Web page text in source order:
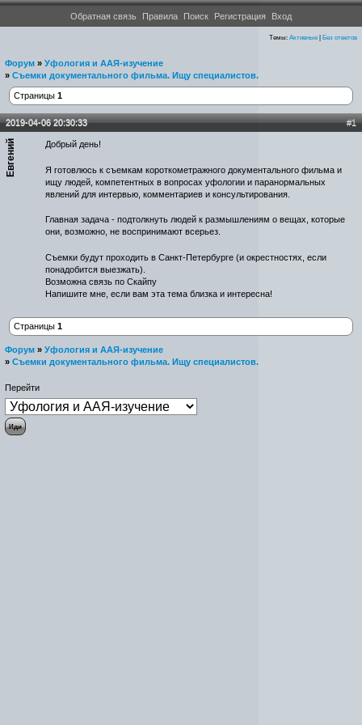
Форумы проекта Новости Уфологии
Обратная связь Правила Поиск Регистрация Вход
Темы: Активные | Без ответов
Форум » Уфология и ААЯ-изучение
» Съемки документального фильма. Ищу специалистов.
Страницы 1
#1
2019-04-06 20:30:33
Евгений Добрый день!
Я готовлюсь к съемкам короткометражного документального фильма и
ищу людей, компетентных в вопросах уфологии и паранормальных
явлений для интервью, комментариев и консультирования.
Главная задача - подтолкнуть людей к размышлениям о вещах, которые
они, возможно, не воспринимают всерьез.
Съемки будут проходить в Санкт-Петербурге (и окрестностях, если
понадобится выезжать).
Возможна связь по Скайпу
Напишите мне, если вам эта тема близка и интересна!
Страницы 1
Форум » Уфология и ААЯ-изучение
» Съемки документального фильма. Ищу специалистов.
Перейти